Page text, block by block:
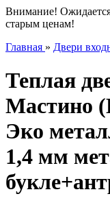
Внимание!
старым ценам!
Главная » Двери
Теплая
Мастино
Эко
1,4 мм